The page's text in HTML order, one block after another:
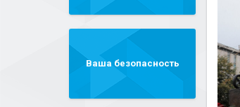
Ваша безопасность